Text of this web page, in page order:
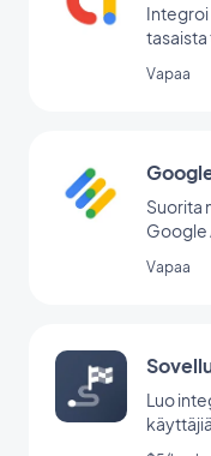
Integroi
tasaista
Vapaa
Suorita
Google
Vapaa
Luo